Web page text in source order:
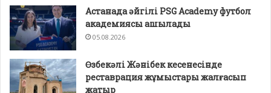
Астанада әйгілі PSG Academy футбол
академиясы ашылады
05.08.2026
Өзбекәлі Жәнібек кесенесінде
реставрация жұмыстары жалғасып
жатыр